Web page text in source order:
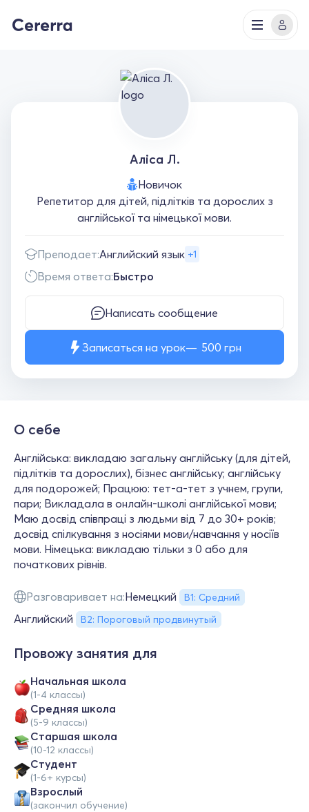
Аліса Л.
Новичок
Репетитор для дітей, підлітків та дорослих з
англійської та німецької мови.
Преподает:Английский язык +1
Время ответа:Быстро
Написать сообщение
Записаться на урок 500 грн
О себе
Англійська: викладаю загальну англійську (для дітей,
підлітків та дорослих), бізнес англійську; англійську
для подорожей; Працюю: тет-а-тет з учнем, групи,
пари; Викладала в онлайн-школі англійської мови;
Маю досвід співпраці з людьми від 7 до 30+ років;
досвід спілкування з носіями мови/навчання у носіїв
мови. Німецька: викладаю тільки з 0 або для
початкових рівнів.
Разговаривает на:Немецкий В1: Средний
Английский B2: Пороговый продвинутый
Провожу занятия для
Начальная школа
(1-4 классы)
Средняя школа
(5-9 классы)
Cтаршая школа
(10-12 классы)
Студент
(1-6+ курсы)
Взрослый
(закончил обучение)